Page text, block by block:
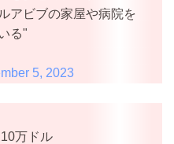
アビブの家屋や病院を
る"
5, 2023
万ドル